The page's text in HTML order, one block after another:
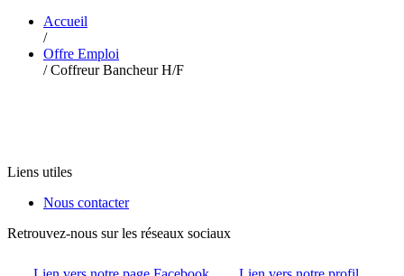
Accueil
/
Offre Emploi
/ Coffreur Bancheur H/F
Liens utiles
Nous contacter
Retrouvez-nous sur les réseaux sociaux